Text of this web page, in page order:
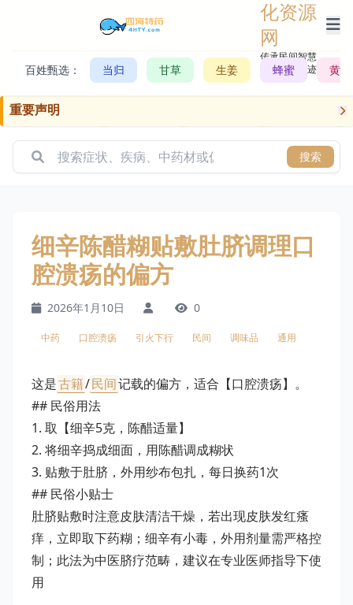
化资源
网
传承民间智慧，
记录历史轨迹
百姓甄选： 当归 甘草 生姜 蜂蜜 黄芪
重要声明
搜索
细辛陈醋糊贴敷肚脐调理口
腔溃疡的偏方
2026年1月10日 0
中药 口腔溃疡 引火下行 民间 调味品 通用
这是古籍/民间记载的偏方，适合【口腔溃疡】。
## 民俗用法
1. 取【细辛5克，陈醋适量】
2. 将细辛捣成细面，用陈醋调成糊状
3. 贴敷于肚脐，外用纱布包扎，每日换药1次
## 民俗小贴士
肚脐贴敷时注意皮肤清洁干燥，若出现皮肤发红瘙
痒，立即取下药糊；细辛有小毒，外用剂量需严格控
制；此法为中医脐疗范畴，建议在专业医师指导下使
用